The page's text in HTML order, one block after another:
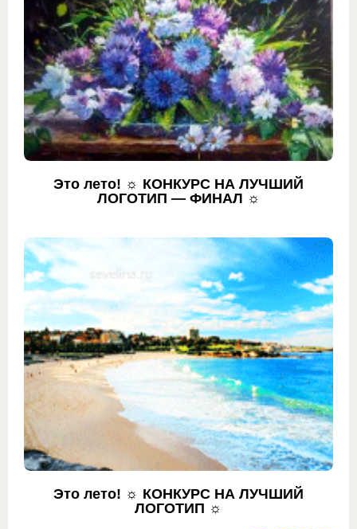
Это лето! ☼ КОНКУРС НА ЛУЧШИЙ
ЛОГОТИП — ФИНАЛ ☼
Это лето! ☼ КОНКУРС НА ЛУЧШИЙ
ЛОГОТИП ☼